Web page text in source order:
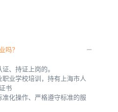
吗？
、持证上岗的。
职业学校培训，持有上海市人
书
准化操作、严格遵守标准的服